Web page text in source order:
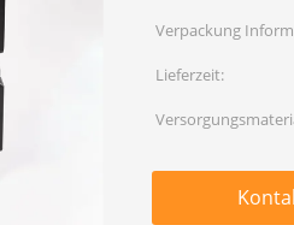
Verpackung
Lieferzeit: